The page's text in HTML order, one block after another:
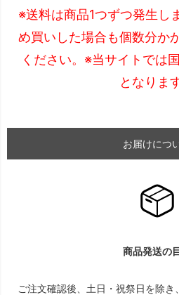
※送料は商品1つずつ発生し
め買いした場合も個数分か
ください。※当サイトでは
となりま
お届けにつ
商品発送の
ご注文確認後、土日・祝祭日を除